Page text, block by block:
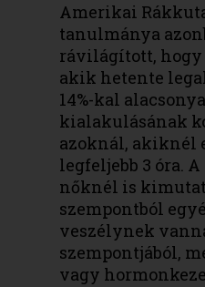
Amerikai
tanulmánya
rávilágított, hogy
akik hetente
14%-kal
kialakulásának
azoknál, akiknél
legfeljebb 3 óra.
nőknél is
szempontból
veszélynek
szempontjából,
vagy